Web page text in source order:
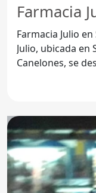
Farmacia
Farmacia Julio en
Julio, ubicada en
Canelones, se